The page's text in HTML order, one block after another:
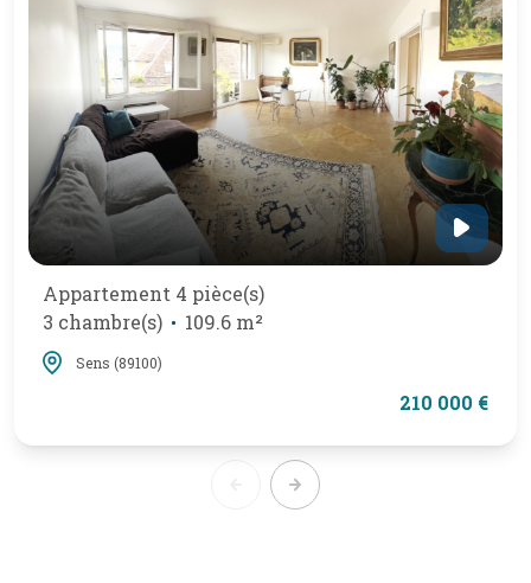
Appartement 4 pièce(s)
3 chambre(s)
109.6 m²
Sens (89100)
210 000 €